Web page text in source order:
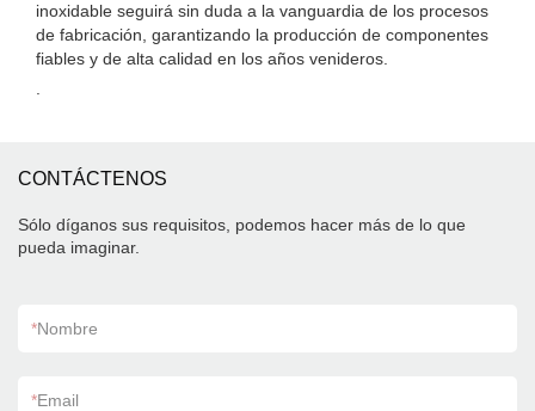
inoxidable seguirá sin duda a la vanguardia de los procesos
de fabricación, garantizando la producción de componentes
fiables y de alta calidad en los años venideros.
CONTÁCTENOS
Sólo díganos sus requisitos, podemos hacer más de lo que
pueda imaginar.
*Nombre
*Email